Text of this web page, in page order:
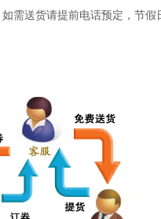
需送货请提前电话预定，节